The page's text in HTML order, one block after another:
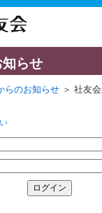
らせ
らのお知らせ＞ 社友会